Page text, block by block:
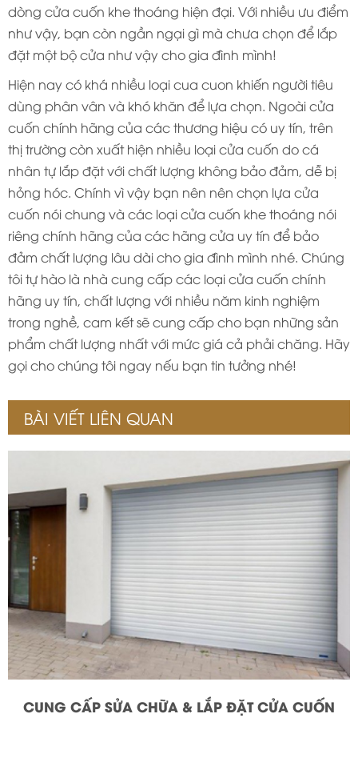
dòng cửa cuốn khe thoáng hiện đại. Với nhiều ưu điểm
như vậy, bạn còn ngần ngại gì mà chưa chọn để lắp
đặt một bộ cửa như vậy cho gia đình mình!
Hiện nay có khá nhiều loại cua cuon khiến người tiêu
dùng phân vân và khó khăn để lựa chọn. Ngoài cửa
cuốn chính hãng của các thương hiệu có uy tín, trên
thị trường còn xuất hiện nhiều loại cửa cuốn do cá
nhân tự lắp đặt với chất lượng không bảo đảm, dễ bị
hỏng hóc. Chính vì vậy bạn nên nên chọn lựa cửa
cuốn nói chung và các loại cửa cuốn khe thoáng nói
riêng chính hãng của các hãng cửa uy tín để bảo
đảm chất lượng lâu dài cho gia đình mình nhé. Chúng
tôi tự hào là nhà cung cấp các loại cửa cuốn chính
hãng uy tín, chất lượng với nhiều năm kinh nghiệm
trong nghề, cam kết sẽ cung cấp cho bạn những sản
phẩm chất lượng nhất với mức giá cả phải chăng. Hãy
gọi cho chúng tôi ngay nếu bạn tin tưởng nhé!
BÀI VIẾT LIÊN QUAN
CUNG CẤP SỬA CHỮA & LẮP ĐẶT CỬA CUỐN